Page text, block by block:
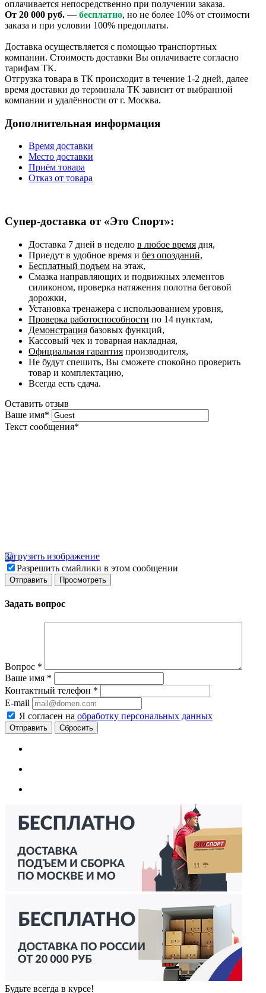
оплачивается непосредственно при получении заказа.
От 20 000 руб. — бесплатно, но не более 10% от стоимости
заказа и при условии 100% предоплаты.
Доставка осуществляется с помощью транспортных
компании. Стоимость доставки Вы оплачиваете согласно
тарифам ТК.
Отгрузка товара в ТК происходит в течение 1-2 дней, далее
время доставки до терминала ТК зависит от выбранной
компании и удалённости от г. Москва.
Дополнительная информация
Время доставки
Место доставки
Приём товара
Отказ от товара
Супер-доставка от «Это Спорт»:
Доставка 7 дней в неделю в любое время дня,
Приедут в удобное время и без опозданий,
Бесплатный подъем на этаж,
Смазка направляющих и подвижных элементов
силиконом, проверка натяжения полотна беговой
дорожки,
Установка тренажера с использованием уровня,
Проверка работоспособности по 14 пунктам,
Демонстрация базовых функций,
Кассовый чек и товарная накладная,
Официальная гарантия производителя,
Не будут спешить, Вы сможете спокойно проверить
товар и комплектацию,
Всегда есть сдача.
Оставить отзыв
Ваше имя*
Текст сообщения*
Загрузить изображение
Разрешить смайлики в этом сообщении
Задать вопрос
Вопрос *
Ваше имя *
Контактный телефон *
E-mail
Я согласен на обработку персональных данных
Сбросить
Будьте всегда в курсе!